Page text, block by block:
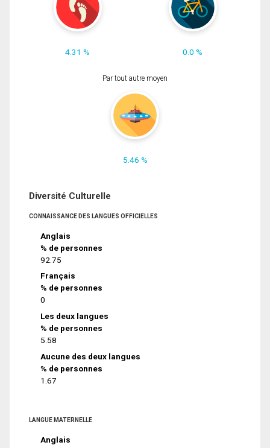
4.31 % 0.0 %
Par tout autre moyen
5.46 %
Diversité Culturelle
CONNAISSANCE DES LANGUES OFFICIELLES
Anglais
% de personnes
92.75
Français
% de personnes
0
Les deux langues
% de personnes
5.58
Aucune des deux langues
% de personnes
1.67
LANGUE MATERNELLE
Anglais